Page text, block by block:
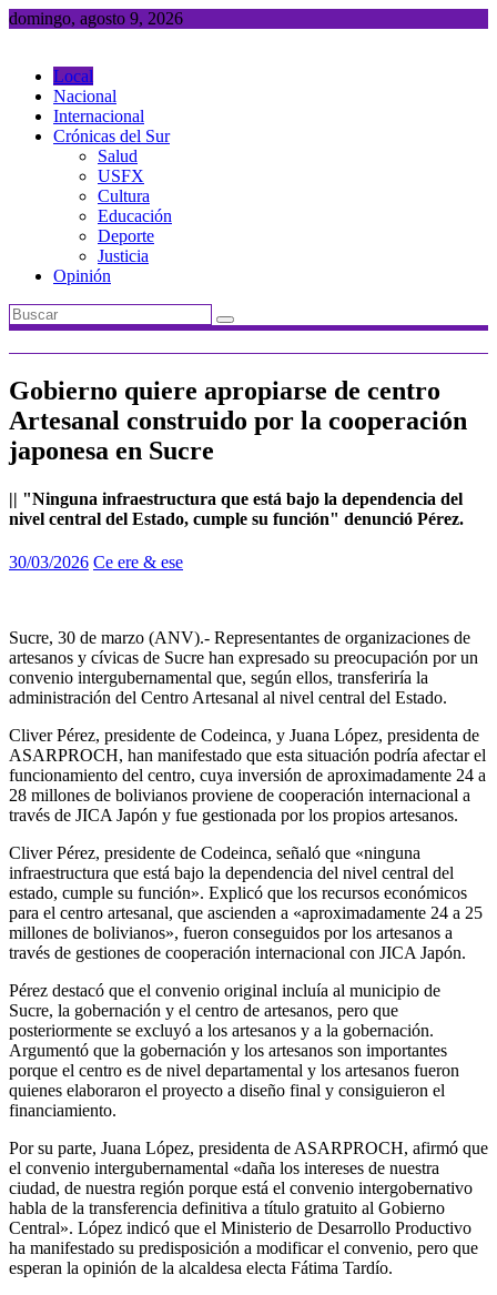
Saltar
domingo, agosto 9, 2026
Local
Nacional
Internacional
Crónicas del Sur
Salud
USFX
Cultura
Educación
Deporte
Justicia
Opinión
Gobierno quiere apropiarse de centro
Artesanal construido por la cooperación
japonesa en Sucre
|| "Ninguna infraestructura que está bajo la dependencia del
nivel central del Estado, cumple su función" denunció Pérez.
30/03/2026 Ce ere & ese
Sucre, 30 de marzo (ANV).- Representantes de organizaciones de
artesanos y cívicas de Sucre han expresado su preocupación por un
convenio intergubernamental que, según ellos, transferiría la
administración del Centro Artesanal al nivel central del Estado.
Cliver Pérez, presidente de Codeinca, y Juana López, presidenta de
ASARPROCH, han manifestado que esta situación podría afectar el
funcionamiento del centro, cuya inversión de aproximadamente 24 a
28 millones de bolivianos proviene de cooperación internacional a
través de JICA Japón y fue gestionada por los propios artesanos.
Cliver Pérez, presidente de Codeinca, señaló que «ninguna
infraestructura que está bajo la dependencia del nivel central del
estado, cumple su función». Explicó que los recursos económicos
para el centro artesanal, que ascienden a «aproximadamente 24 a 25
millones de bolivianos», fueron conseguidos por los artesanos a
través de gestiones de cooperación internacional con JICA Japón.
Pérez destacó que el convenio original incluía al municipio de
Sucre, la gobernación y el centro de artesanos, pero que
posteriormente se excluyó a los artesanos y a la gobernación.
Argumentó que la gobernación y los artesanos son importantes
porque el centro es de nivel departamental y los artesanos fueron
quienes elaboraron el proyecto a diseño final y consiguieron el
financiamiento.
Por su parte, Juana López, presidenta de ASARPROCH, afirmó que
el convenio intergubernamental «daña los intereses de nuestra
ciudad, de nuestra región porque está el convenio intergobernativo
habla de la transferencia definitiva a título gratuito al Gobierno
Central». López indicó que el Ministerio de Desarrollo Productivo
ha manifestado su predisposición a modificar el convenio, pero que
esperan la opinión de la alcaldesa electa Fátima Tardío.